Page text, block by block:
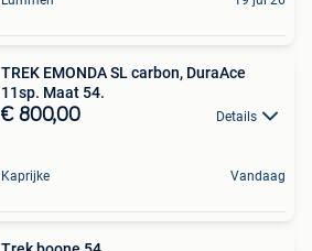
TREK EMONDA SL carbon, DuraAce
11sp. Maat 54.
€ 800,00 Details
Kaprijke Vandaag